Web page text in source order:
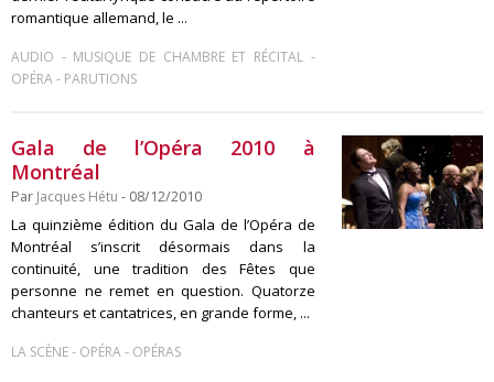
romantique allemand, le ...
AUDIO - MUSIQUE DE CHAMBRE ET RÉCITAL-
OPÉRA- PARUTIONS
Gala de l’Opéra 2010 à
Montréal
Par Jacques Hétu - 08/12/2010
La quinzième édition du Gala de l’Opéra de
Montréal s’inscrit désormais dans la
continuité, une tradition des Fêtes que
personne ne remet en question. Quatorze
chanteurs et cantatrices, en grande forme, ...
LA SCÈNE- OPÉRA- OPÉRAS